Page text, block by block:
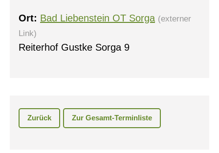
Ort: Bad Liebenstein OT Sorga (externer
Link)
Reiterhof Gustke Sorga 9
Zurück Zur Gesamt-Terminliste